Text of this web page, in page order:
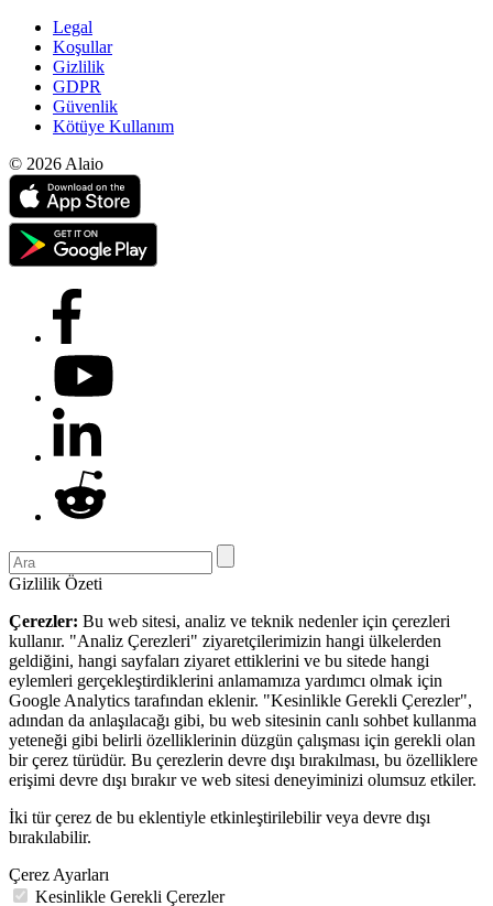
Legal
Koşullar
Gizlilik
GDPR
Güvenlik
Kötüye Kullanım
© 2026 Alaio
Gizlilik Özeti
Çerezler: Bu web sitesi, analiz ve teknik nedenler için çerezleri
kullanır. "Analiz Çerezleri" ziyaretçilerimizin hangi ülkelerden
geldiğini, hangi sayfaları ziyaret ettiklerini ve bu sitede hangi
eylemleri gerçekleştirdiklerini anlamamıza yardımcı olmak için
Google Analytics tarafından eklenir. "Kesinlikle Gerekli Çerezler",
adından da anlaşılacağı gibi, bu web sitesinin canlı sohbet kullanma
yeteneği gibi belirli özelliklerinin düzgün çalışması için gerekli olan
bir çerez türüdür. Bu çerezlerin devre dışı bırakılması, bu özelliklere
erişimi devre dışı bırakır ve web sitesi deneyiminizi olumsuz etkiler.
İki tür çerez de bu eklentiyle etkinleştirilebilir veya devre dışı
bırakılabilir.
Çerez Ayarları
Kesinlikle Gerekli Çerezler